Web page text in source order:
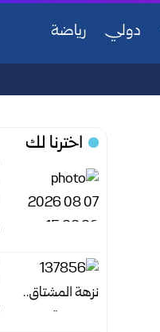
دولي رياضة
اخترنا لك